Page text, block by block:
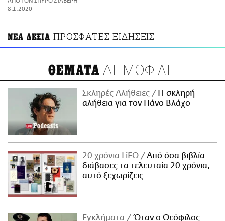
ΑΜΠΑ
8.1.2020
ΝΕΑ ΔΕΞΙΑ ΠΡΟΣΦΑΤΕΣ ΕΙΔΗΣΕΙΣ
ΘΕΜΑΤΑ ΔΗΜΟΦΙΛΗ
Σκληρές Αλήθειες
H σκληρή
αλήθεια για τον Πάνο Βλάχο
20 χρόνια LiFO
Από όσα βιβλία
διάβασες τα τελευταία 20 χρόνια,
αυτό ξεχωρίζεις
Εγκλήματα
Όταν ο Θεόφιλος